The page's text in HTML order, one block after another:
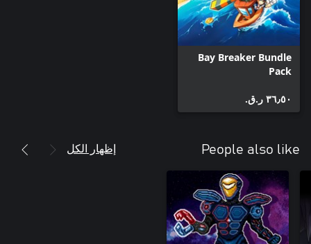
Bay Breaker Bundle
Pack
٣٦٫٥٠ ر.ق.‏
People also like إظهار الكل